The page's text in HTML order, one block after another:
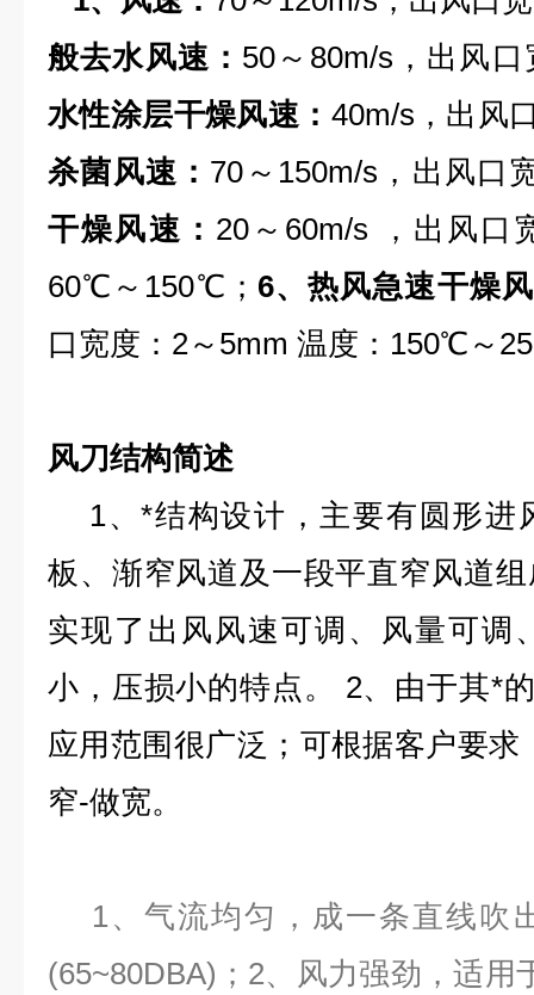
般去水风速： 50～80m/s，出风
水性涂层干燥风速： 40m/s，出风
杀菌风速： 70～150m/s，出风口
干燥风速： 20～60m/s ，出风口
60℃～150℃； 6、热风急速干燥
口宽度：2～5mm 温度：150℃～
风刀结构简述
1、*结构设计，主要有圆形进
板、渐窄风道及一段平直窄风道
实现了出风风速可调、风量可调
小，压损小的特点。 2、由于其*
应用范围很广泛；可根据客户要
窄-做宽。
1、气流均匀，成一条直线吹
(65~80DBA)；2、风力强劲，适用